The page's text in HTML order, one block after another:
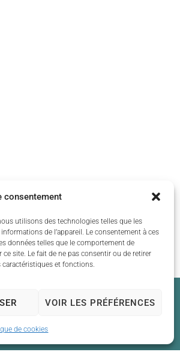
consentement
utilisons des technologies telles que les
de l’appareil. Le consentement à ces
données telles que le comportement de
site. Le fait de ne pas consentir ou de retirer
et fonctions.
VOIR LES PRÉFÉRENCES
de cookies